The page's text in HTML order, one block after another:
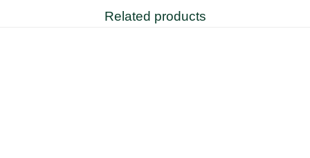
Related products